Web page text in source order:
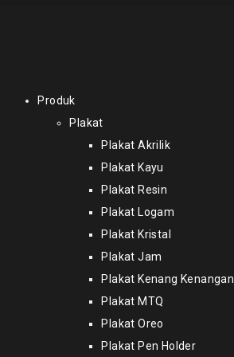
Produk
Plakat
Plakat Akrilik
Plakat Kayu
Plakat Resin
Plakat Logam
Plakat Kristal
Plakat Jam
Plakat Kenang Kenangan
Plakat MTQ
Plakat Oreo
Plakat Pen Holder